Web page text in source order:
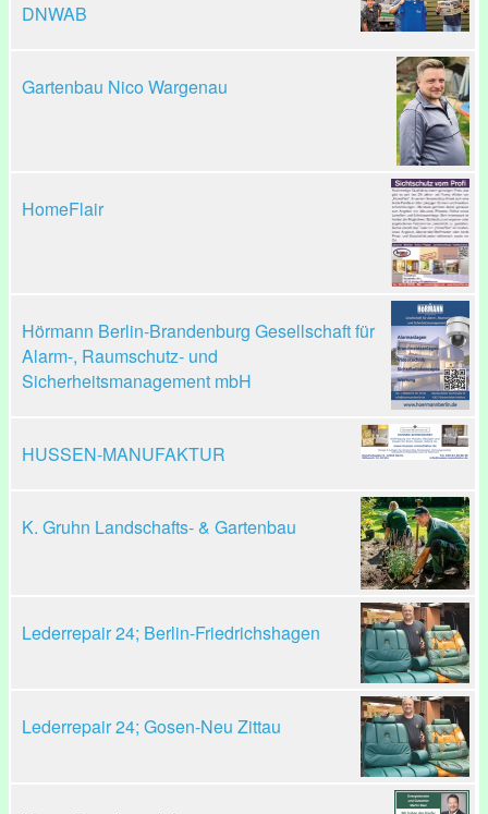
DNWAB
Gartenbau Nico Wargenau
HomeFlair
Hörmann Berlin-Brandenburg Gesellschaft für
Alarm-, Raumschutz- und
Sicherheitsmanagement mbH
HUSSEN-MANUFAKTUR
K. Gruhn Landschafts- & Gartenbau
Lederrepair 24; Berlin-Friedrichshagen
Lederrepair 24; Gosen-Neu Zittau